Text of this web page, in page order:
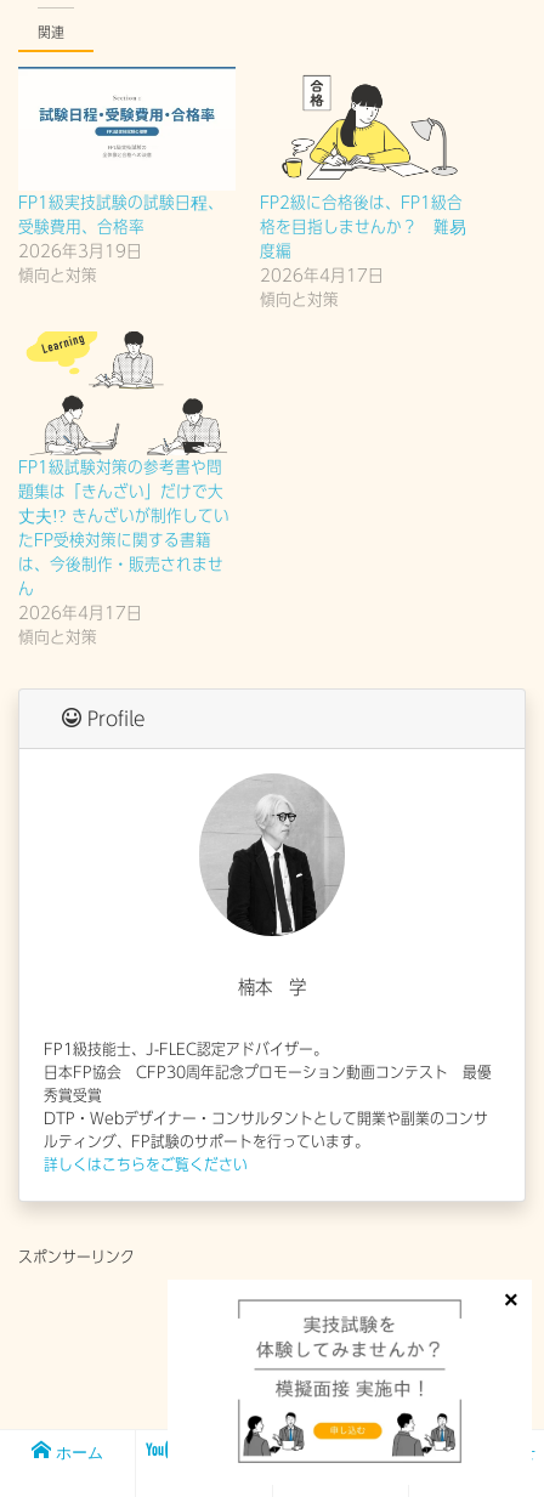
関連
FP1級実技試験の試験日程、
受験費用、合格率
2026年3月19日
傾向と対策
FP2級に合格後は、FP1級合
格を目指しませんか？ 難易
度編
2026年4月17日
傾向と対策
FP1級試験対策の参考書や問
題集は「きんざい」だけで大
丈夫!? きんざいが制作してい
たFP受検対策に関する書籍
は、今後制作・販売されませ
ん
2026年4月17日
傾向と対策
Profile
楠本 学
FP1級技能士、J-FLEC認定アドバイザー。
日本FP協会 CFP30周年記念プロモーション動画コンテスト 最優
秀賞受賞
DTP・Webデザイナー・コンサルタントとして開業や副業のコンサ
ルティング、FP試験のサポートを行っています。
詳しくはこちらをご覧ください
スポンサーリンク
ホーム
メンバー
FP1級実技試
お問い合わせ